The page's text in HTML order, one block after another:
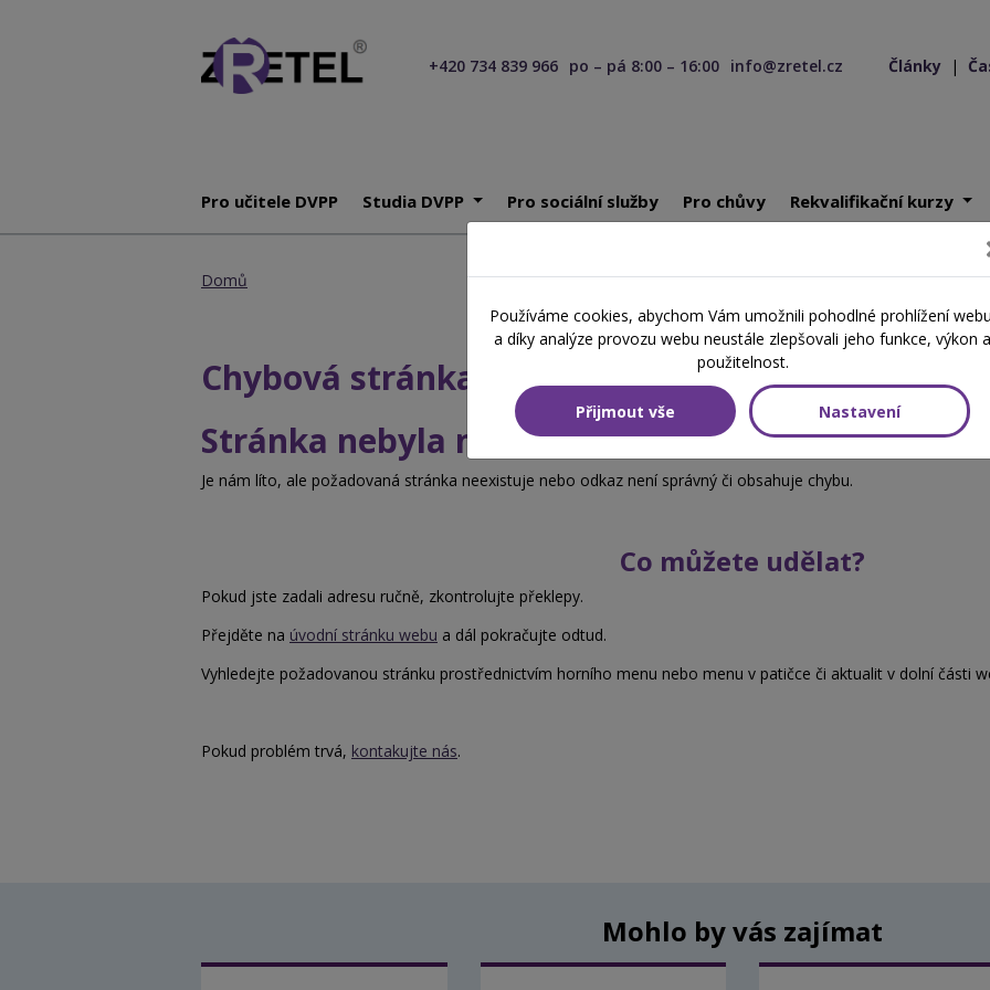
+420 734 839 966 po – pá 8:00 – 16:00 info@zretel.cz Články |
Pro učitele DVPP Studia DVPP Pro sociální služby Pro chůvy Rekvalifikační kurzy
Domů
Chybová stránka 404
Stránka nebyla nalezena
Je nám líto, ale požadovaná stránka neexistuje nebo odkaz není správný či obsahuje chybu.
Co můžete udělat?
Pokud jste zadali adresu ručně, zkontrolujte překlepy.
Přejděte na úvodní stránku webu a dál pokračujte odtud.
Vyhledejte požadovanou stránku prostřednictvím horního menu nebo menu v patičce či aktualit v dolní části
Pokud problém trvá, kontakujte nás.
Mohlo by vás zajímat
Používáme cookies, abychom Vám umožnili pohodlné prohlížení
a díky analýze provozu webu neustále zlepšovali jeho funkce, výkon a
použitelnost.
Přijmout vše Nastavení